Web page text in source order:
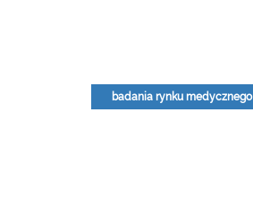
badania rynku medycznego